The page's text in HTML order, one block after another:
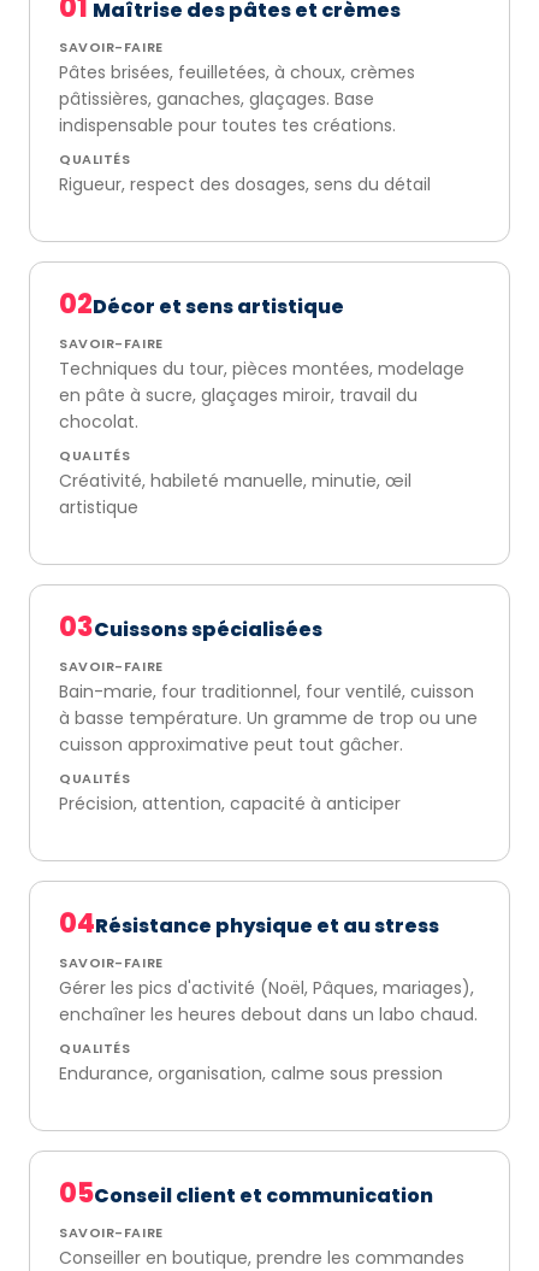
01 Maîtrise des pâtes et crèmes
SAVOIR-FAIRE
Pâtes brisées, feuilletées, à choux, crèmes
pâtissières, ganaches, glaçages. Base
indispensable pour toutes tes créations.
QUALITÉS
Rigueur, respect des dosages, sens du détail
02Décor et sens artistique
SAVOIR-FAIRE
Techniques du tour, pièces montées, modelage
en pâte à sucre, glaçages miroir, travail du
chocolat.
QUALITÉS
Créativité, habileté manuelle, minutie, œil
artistique
03Cuissons spécialisées
SAVOIR-FAIRE
Bain-marie, four traditionnel, four ventilé, cuisson
à basse température. Un gramme de trop ou une
cuisson approximative peut tout gâcher.
QUALITÉS
Précision, attention, capacité à anticiper
04Résistance physique et au stress
SAVOIR-FAIRE
Gérer les pics d'activité (Noël, Pâques, mariages),
enchaîner les heures debout dans un labo chaud.
QUALITÉS
Endurance, organisation, calme sous pression
05Conseil client et communication
SAVOIR-FAIRE
Conseiller en boutique, prendre les commandes